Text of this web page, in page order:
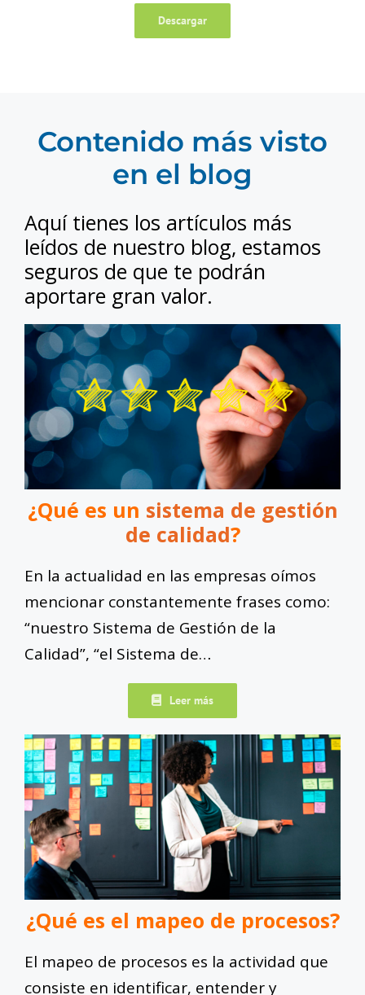
Descargar
Contenido más visto
en el blog
Aquí tienes los artículos más
leídos de nuestro blog, estamos
seguros de que te podrán
aportare gran valor.
¿Qué es un sistema de gestión
de calidad?
En la actualidad en las empresas oímos
mencionar constantemente frases como:
“nuestro Sistema de Gestión de la
Calidad”, “el Sistema de…
Leer más
¿Qué es el mapeo de procesos?
El mapeo de procesos es la actividad que
consiste en identificar, entender y